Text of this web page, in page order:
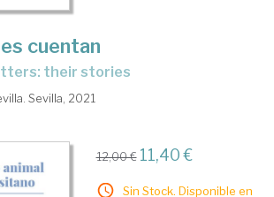
cuentan
their stories
Sevilla, 2021
12,00 € 11,40 €
Sin Stock. Disponible en